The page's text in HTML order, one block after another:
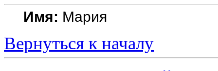
Имя: Мария
Вернуться к началу